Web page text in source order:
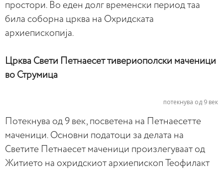
простори. Во еден долг временски период таа
била соборна црква на Охридската
архиепископија.
Црква Свети Петнаесет тивериополски маченици
во Струмица
потекнува од 9 век
Потекнува од 9 век, посветена на Петнаесетте
маченици. Основни податоци за делата на
Светите Петнаесет маченици произлегуваат од
Житието на охридскиот архиепископ Теофилакт